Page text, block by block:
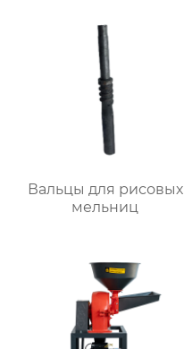
Вальцы для рисовых
мельниц